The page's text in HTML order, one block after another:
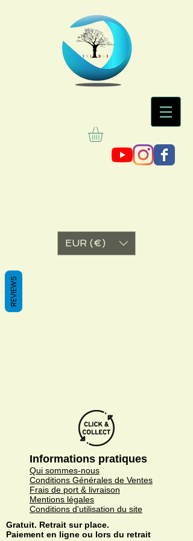
EUR (€)
Informations pratiques
Qui sommes-nous
Conditions Générales de Ventes
Frais de port & livraison
Mentions légales
Conditions d'utilisation du site
Gratuit. Retrait sur place.
Paiement en ligne ou lors du retrait
REVIEWS